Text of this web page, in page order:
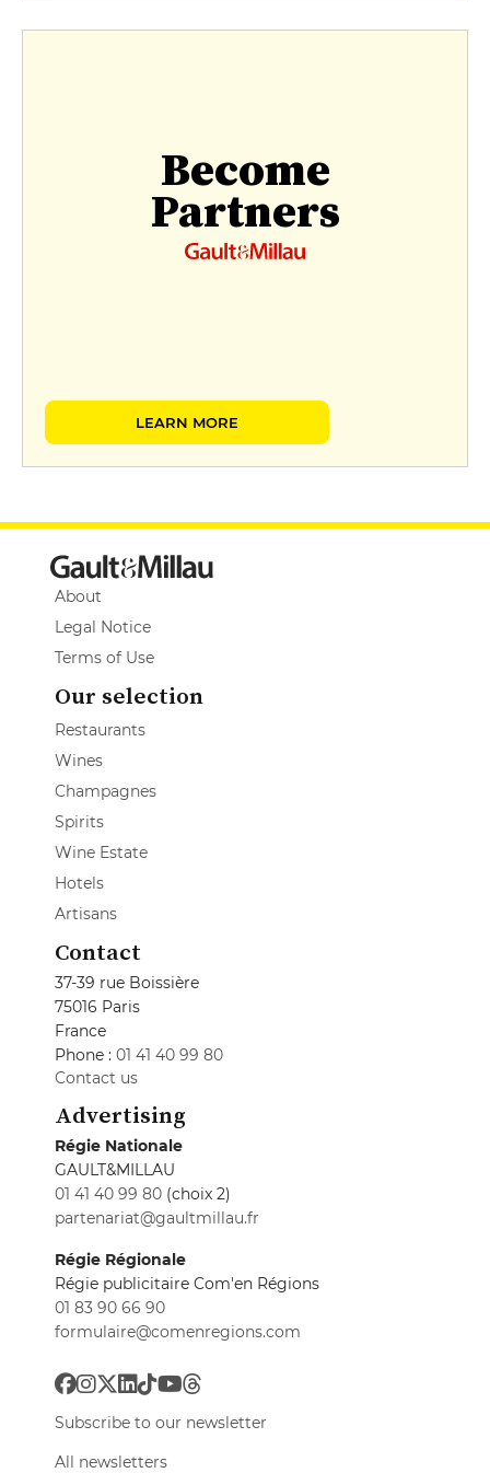
Become
Partners
LEARN MORE
About
Legal Notice
Terms of Use
Our selection
Restaurants
Wines
Champagnes
Spirits
Wine Estate
Hotels
Artisans
Contact
37-39 rue Boissière
75016 Paris
France
Phone : 01 41 40 99 80
Contact us
Advertising
Régie Nationale
GAULT&MILLAU
01 41 40 99 80 (choix 2)
partenariat@gaultmillau.fr
Régie Régionale
Régie publicitaire Com'en Régions
01 83 90 66 90
formulaire@comenregions.com
Subscribe to our newsletter
All newsletters